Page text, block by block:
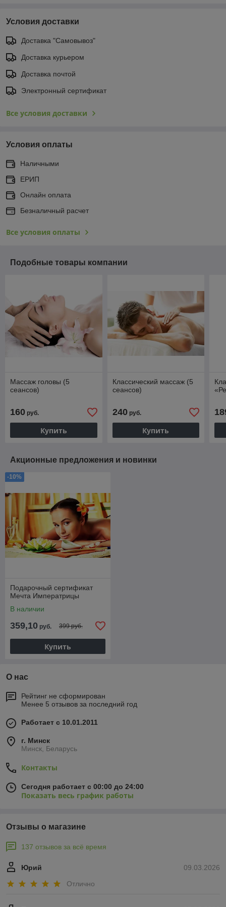
Условия доставки
Доставка "Самовывоз"
Доставка курьером
Доставка почтой
Электронный сертификат
Все условия доставки
Условия оплаты
Наличными
ЕРИП
Онлайн оплата
Безналичный расчет
Все условия оплаты
Подобные товары компании
Массаж головы (5
сеансов)
160 руб.
Купить
Классический массаж (5
сеансов)
240руб.
Купить
Акционные предложения и новинки
-10%
Подарочный сертификат
Мечта Императрицы
В наличии
359,10 руб. 399 руб.
Купить
О нас
Рейтинг не сформирован
Менее 5 отзывов за последний год
Работает с 10.01.2011
г. Минск
Минск, Беларусь
Контакты
Сегодня работает с 00:00 до 24:00
Показать весь график работы
Отзывы о магазине
137 отзывов за всё время
09.03.2026
Юрий
Отлично